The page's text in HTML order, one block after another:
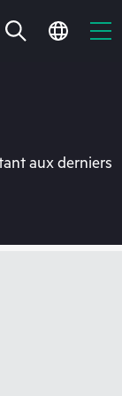
aux derniers